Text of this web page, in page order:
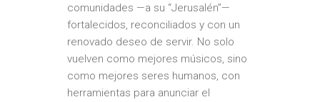
comunidades —a su “Jerusalén”—
fortalecidos, reconciliados y con un
renovado deseo de servir. No solo
vuelven como mejores músicos, sino
como mejores seres humanos, con
herramientas para anunciar el